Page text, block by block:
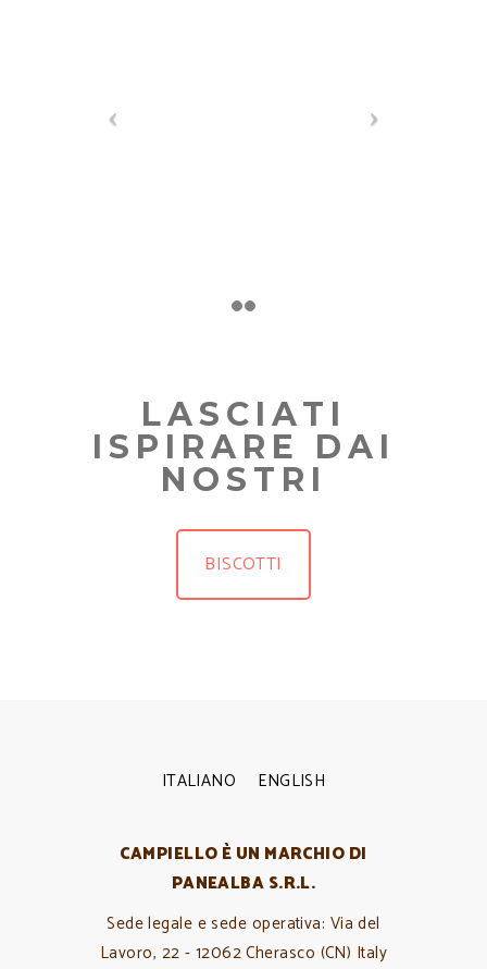
LASCIATI
ISPIRARE DAI
NOSTRI
BISCOTTI
ITALIANO ENGLISH
CAMPIELLO È UN MARCHIO DI
PANEALBA S.R.L.
Sede legale e sede operativa: Via del
Lavoro, 22 - 12062 Cherasco (CN) Italy